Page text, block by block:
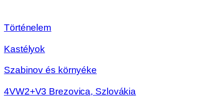
Történelem
Kastélyok
Szabinov és környéke
4VW2+V3 Brezovica, Szlovákia